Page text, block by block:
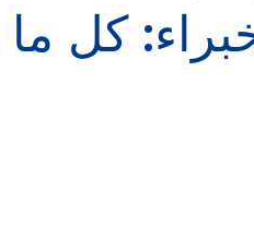
كل ما